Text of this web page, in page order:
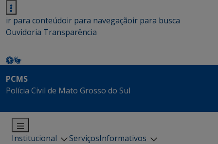
ir para conteúdoir para navegaçãoir para busca
Ouvidoria Transparência
PCMS
Polícia Civil de Mato Grosso do Sul
Institucional ServiçosInformativos